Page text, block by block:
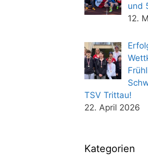
und
12.
TSV Trittau!
22. April 2026
Kategorien